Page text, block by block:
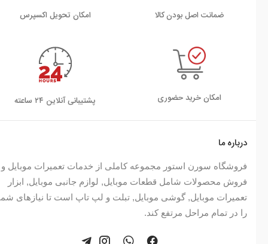
ضمانت اصل بودن کالا اﻣﮑﺎن ﺗﺤﻮﯾﻞ اﮐﺴﭙﺮس
امکان خرید حضوری پشتیبانی آنلاین ۲۴ ساعته
درباره ما
فروشگاه سورن استور مجموعه کاملی از خدمات تعمیرات موبایل و
فروش محصولات شامل قطعات موبایل, لوازم جانبی موبایل, ابزار
تعمیرات موبایل, گوشی موبایل, تبلت و لپ تاپ است تا نیازهای شما
را در تمام مراحل مرتفع کند.